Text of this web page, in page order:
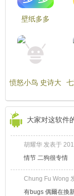
壁纸多多
愤怒小鸟 史诗大
Epic
大家对这软件
胡耀华 发表于
情节 二狗很专情
Chung Fu Wong
有bugs 偶爾在換